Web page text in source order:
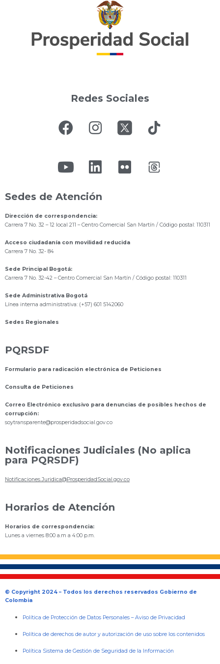
Redes Sociales
Sedes de Atención
Dirección de correspondencia:
Carrera 7 No. 32 – 12 local 211 – Centro Comercial San Martín / Código postal: 110311
Acceso ciudadanía con movilidad reducida
Carrera 7 No. 32- 84
Sede Principal Bogotá:
Carrera 7 No. 32-42 – Centro Comercial San Martín / Código postal: 110311
Sede Administrativa Bogotá
Línea interna administrativa: (+57) 601 5142060
Sedes Regionales
PQRSDF
Formulario para radicación electrónica de Peticiones
Consulta de Peticiones
Correo Electrónico exclusivo para denuncias de posibles hechos de
corrupción:
soytransparente@prosperidadsocial.gov.co
Notificaciones Judiciales (No aplica
para PQRSDF)
Notificaciones.Juridica@ProsperidadSocial.gov.co
Horarios de Atención
Horarios de correspondencia:
Lunes a viernes 8:00 a.m a 4:00 p.m.
© Copyright 2024 – Todos los derechos reservados Gobierno de
Colombia
Política de Protección de Datos Personales –Aviso de Privacidad
Política de derechos de autor y autorización de uso sobre los contenidos
Política Sistema de Gestión de Seguridad de la Información